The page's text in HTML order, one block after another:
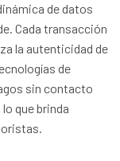
de datos
Cada transacción
la autenticidad de
de
sin contacto
que brinda